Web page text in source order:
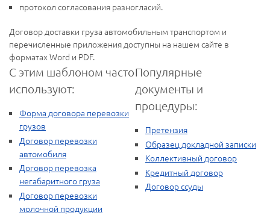
протокол согласования разногласий.
Договор доставки груза автомобильным транспортом и
перечисленные приложения доступны на нашем сайте в
форматах Word и PDF.
С этим шаблоном часто
используют:
Форма договора перевозки
грузов
Договор перевозки
автомобиля
Договор перевозка
негабаритного груза
Договор перевозки
молочной продукции
Популярные
документы и
процедуры:
Претензия
Образец докладной записки
Коллективный договор
Кредитный договор
Договор ссуды